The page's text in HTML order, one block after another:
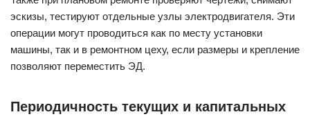
эскизы, тестируют отдельные узлы электродвигателя. Эти
операции могут проводиться как по месту установки
машины, так и в ремонтном цеху, если размеры и крепление
позволяют переместить ЭД.
Периодичность текущих и капитальных